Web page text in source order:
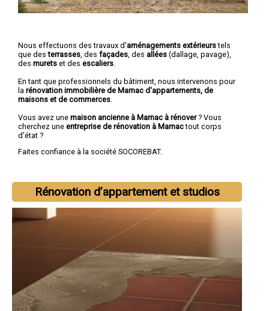
Nous effectuons des travaux d'aménagements extérieurstels
que desterrasses , des façades , des allées (dallage, pavage),
des murets et des escaliers
En tant que professionnels du bâtiment, nous intervenons pour
la rénovation immobilière de Marnac d'appartements, de
maisons et de commerces
Vous avez une maison ancienne à Marnac à rénover? Vous
cherchez une entreprise de rénovation à Marnactout corps
d'état ?
Faites confiance à la société SOCOREBAT.
Rénovation d’appartement et studios